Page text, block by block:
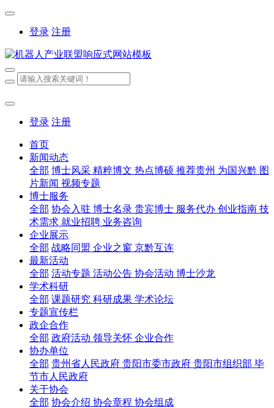
登录 注册
登录 注册
首页
新闻动态
全部 博士风采 精粹博文 热点博硕 推荐贵州 为国兴黔 图
片新闻 视频专题
博士服务
全部 协会入驻 博士名录 贵宾博士 服务代办 创业指南 技
术需求 就业招聘 业务咨询
企业展示
全部 战略同盟 企业之窗 京黔互连
最新活动
全部 活动专题 活动公告 协会活动 博士沙龙
学术科研
全部 课题研究 科研成果 学术论坛
专题宣传栏
政企合作
全部 政府活动 领导关怀 企业合作
协办单位
全部 贵州省人民政府 贵阳市委市政府 贵阳市组织部 毕
节市人民政府
关于协会
全部 协会介绍 协会章程 协会组成